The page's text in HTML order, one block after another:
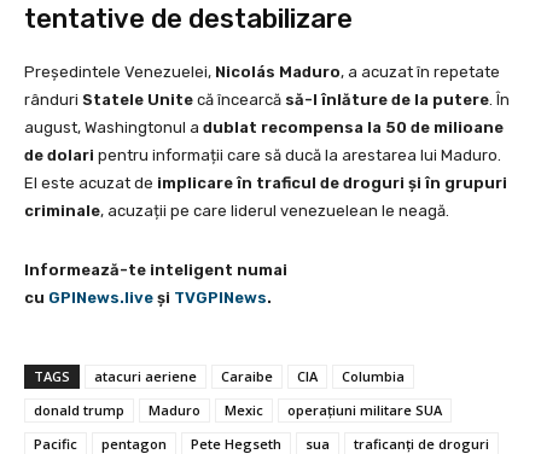
tentative de destabilizare
Președintele Venezuelei, Nicolás Maduro, a acuzat în repetate
rânduri Statele Unite că încearcă să-l înlăture de la putere . În
august, Washingtonul a dublat recompensa la 50 de milioane
de dolari pentru informații care să ducă la arestarea lui Maduro.
El este acuzat de implicare în traficul de droguri și în grupuri
criminale, acuzații pe care liderul venezuelean le neagă.
Informează-te inteligent numai
cu GPINews.live şi TVGPINews.
TAGS atacuri aeriene Caraibe CIA
Columbia
donald trump
Maduro Mexic
operațiuni militare SUA
Pacific
pentagon Pete Hegseth sua
traficanți de droguri